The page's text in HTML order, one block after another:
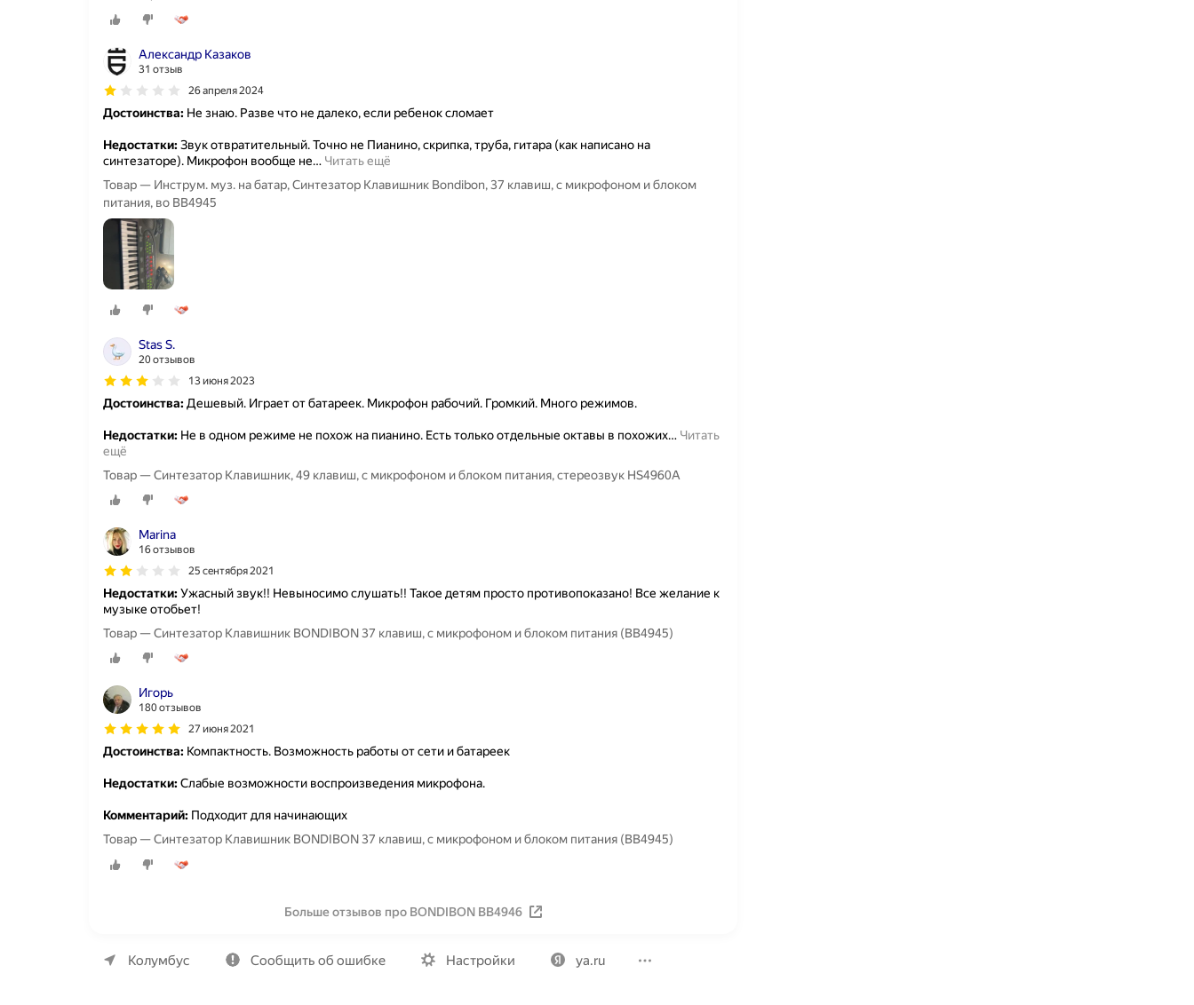
Александр Казаков
31 отзыв
26 апреля 2024
Достоинства: Не знаю. Разве что не далеко, если ребенок сломает
Недостатки:Звук отвратительный. Точно не Пианино, скрипка, труба, гитара (как написано на
синтезаторе). Микрофон вообще не… Читать ещё
Товар — Инструм. муз. на батар, Синтезатор Клавишник Bondibon, 37 клавиш, с микрофоном и блоком
питания, во ВВ4945
Stas S.
20 отзывов
13 июня 2023
Достоинства:Дешевый. Играет от батареек. Микрофон рабочий. Громкий. Много режимов.
Недостатки: Не в одном режиме не похож на пианино. Есть только отдельные октавы в похожих… Читать
ещё
Товар — Синтезатор Клавишник, 49 клавиш, с микрофоном и блоком питания, стереозвук HS4960A
Marina
16 отзывов
25 сентября 2021
Недостатки:Ужасный звук!! Невыносимо слушать!! Такое детям просто противопоказано! Все желание к
музыке отобьет!
Товар — Синтезатор Клавишник BONDIBON 37 клавиш, с микрофоном и блоком питания (ВВ4945)
Игорь
180 отзывов
27 июня 2021
Достоинства: Компактность. Возможность работы от сети и батареек
Недостатки:Слабые возможности воспроизведения микрофона.
Комментарий: Подходит для начинающих
Товар — Синтезатор Клавишник BONDIBON 37 клавиш, с микрофоном и блоком питания (ВВ4945)
Больше отзывов про BONDIBON ВВ4946
Колумбус Сообщить об ошибке Настройки ya.ru